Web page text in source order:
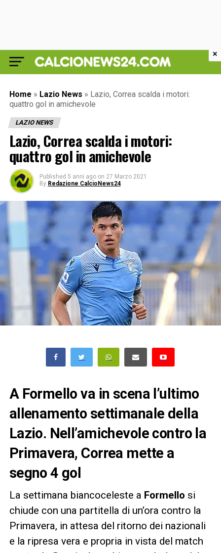
Home » Lazio News » Lazio, Correa scalda i motori:
quattro gol in amichevole
LAZIO NEWS
Lazio, Correa scalda i motori:
quattro gol in amichevole
Published 5 anni ago on 27 Marzo 2021
By Redazione CalcioNews24
A Formello va in scena l’ultimo
allenamento settimanale della
Lazio. Nell’amichevole contro la
Primavera, Correa mette a
segno 4 gol
La settimana biancoceleste a Formello si
chiude con una partitella di un’ora contro la
Primavera, in attesa del ritorno dei nazionali
e la ripresa vera e propria in vista del match
×